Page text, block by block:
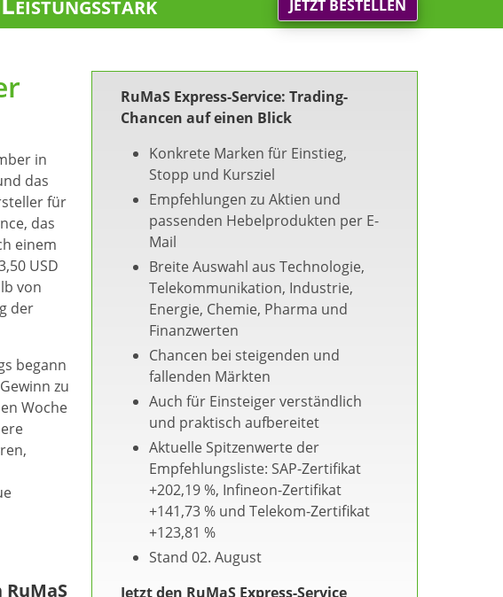
JETZT BESTELLEN
in
das
für
das
einem
USD
von
der
begann
zu
Woche
RuMaS Express-Service: Trading-
Chancen auf einen Blick
Konkrete Marken für Einstieg,
Stopp und Kursziel
Empfehlungen zu Aktien und
passenden Hebelprodukten per E-
Mail
Breite Auswahl aus Technologie,
Telekommunikation, Industrie,
Energie, Chemie, Pharma und
Finanzwerten
Chancen bei steigenden und
fallenden Märkten
Auch für Einsteiger verständlich
und praktisch aufbereitet
Aktuelle Spitzenwerte der
Empfehlungsliste: SAP-Zertifikat
+202,19 %, Infineon-Zertifikat
+141,73 % und Telekom-Zertifikat
+123,81 %
Stand 02. August
Jetzt den RuMaS Express-Service